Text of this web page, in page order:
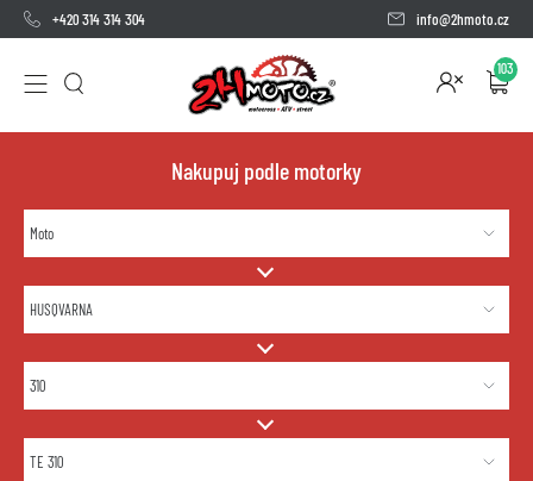
+420 314 314 304 info@2hmoto.cz
103
Nakupuj podle motorky